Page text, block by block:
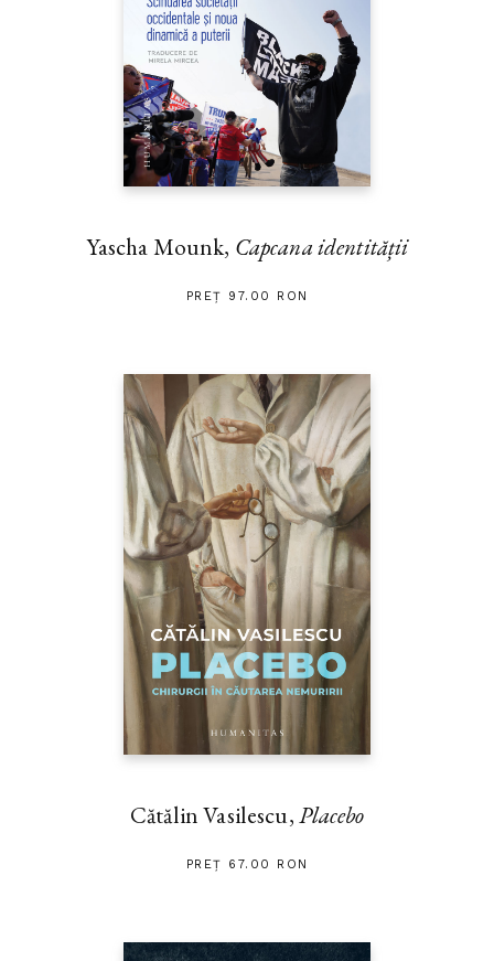
Yascha Mounk, Capcana identității
PREȚ 97.00 RON
Cătălin Vasilescu,Placebo
PREȚ 67.00 RON